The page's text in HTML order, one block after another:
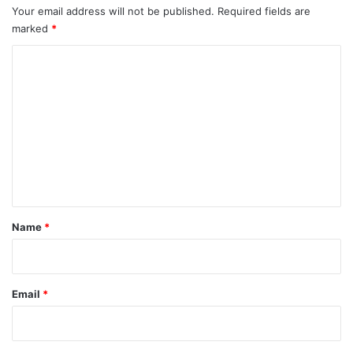
Your email address will not be published. Required fields are
marked *
*
Name *
Email *